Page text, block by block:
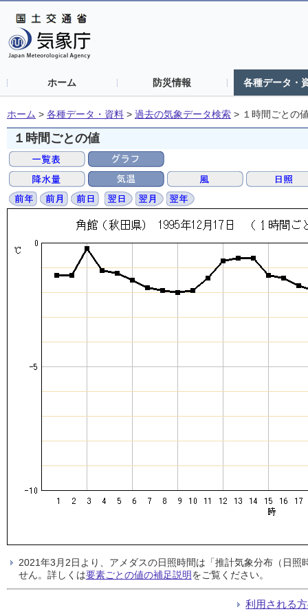
ホーム 防災情報 各種データ・
ホーム > 各種データ・資料 > 過去の気象データ検索 > １時間ごとの
１時間ごとの値
2021年3月2日より、アメダスの日照時間は「推計気象分布（日
せん。詳しくは要素ごとの値の補足説明をご覧ください。
利用される